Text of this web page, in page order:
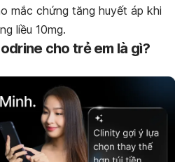
mắc chứng tăng huyết áp khi
liều 10mg.
cho trẻ em là gì?